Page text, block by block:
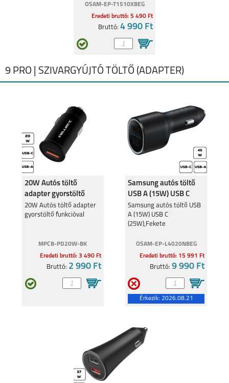
OSAM-EP-T1510XBEG
Eredeti bruttó: 5 490 Ft
Bruttó: 4 990 Ft
9 PRO | SZIVARGYÚJTÓ TÖLTŐ (ADAPTER)
20W Autós töltő
adapter gyorstöltő
funkcióval
20W Autós töltő adapter
gyorstöltő funkcióval
MPCB-PD20W-BK
Eredeti bruttó: 3 490 Ft
Bruttó: 2 990 Ft
Samsung autós töltő
USB A (15W) USB C
(25W),Fekete
Samsung autós töltő USB
A (15W) USB C
(25W),Fekete
OSAM-EP-L4020NBEG
Eredeti bruttó: 15 991 Ft
Bruttó:9 990 Ft
Érkezik: 2026.08.21